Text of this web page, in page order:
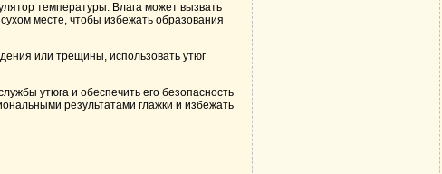
температуры. Влага может вызвать
месте, чтобы избежать образования
или трещины, использовать утюг
утюга и обеспечить его безопасность
результатами глажки и избежать